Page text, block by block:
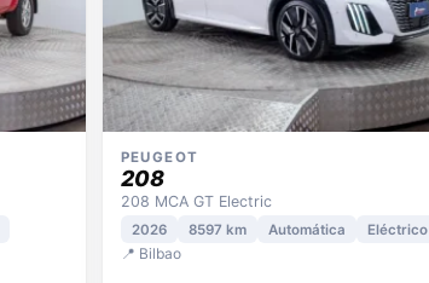
PEUGEOT
208
208 MCA GT Electric
2026 8597 km Automática Eléctrico
📍 Bilbao